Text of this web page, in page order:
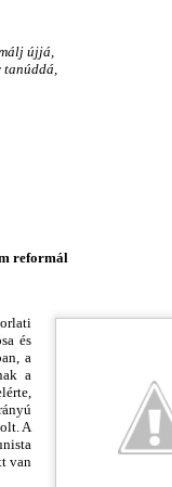
újjá,
tanúddá,
reformál
és
a
a
te,
ányú
A
van
Isten-adta,
lelki